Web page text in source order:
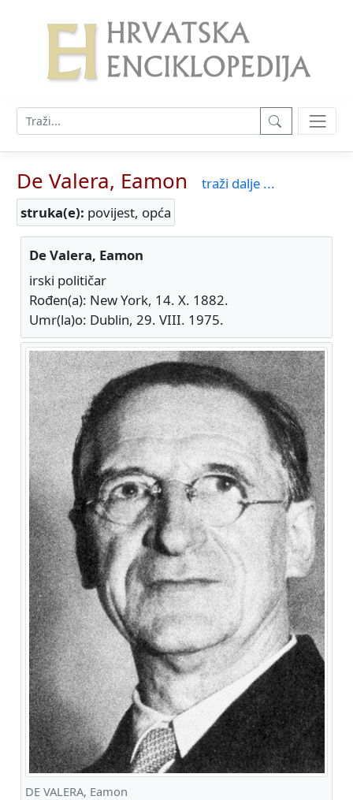
De Valera, Eamon
traži dalje ...
struka(e): povijest, opća
De Valera, Eamon
irski političar
Rođen(a): New York, 14. X. 1882.
Umr(la)o: Dublin, 29. VIII. 1975.
DE VALERA, Eamon